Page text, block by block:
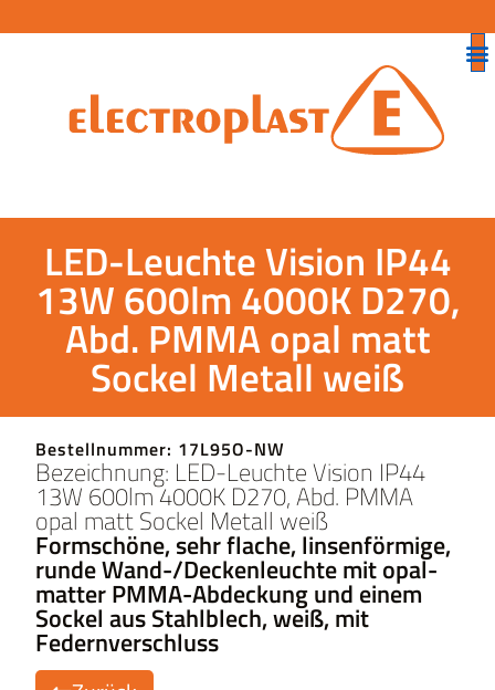
LED-Leuchte Vision IP44
13W 600lm 4000K D270,
Abd. PMMA opal matt
Sockel Metall weiß
Bestellnummer: 17L95O-NW
Bezeichnung: LED-Leuchte Vision IP44
13W 600lm 4000K D270, Abd. PMMA
opal matt Sockel Metall weiß
Formschöne, sehr flache, linsenförmige,
runde Wand-/Deckenleuchte mit opal-
matter PMMA-Abdeckung und einem
Sockel aus Stahlblech, weiß, mit
Federnverschluss